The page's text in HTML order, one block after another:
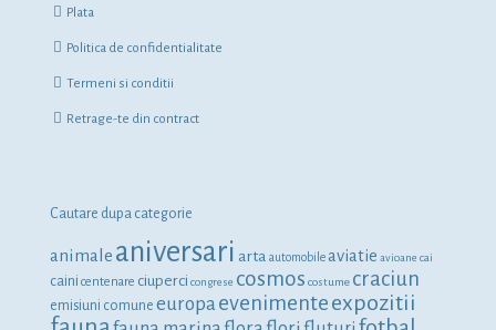
Plata
Politica de confidentialitate
Termeni si conditii
Retrage-te din contract
Cautare dupa categorie
animale aniversari arta automobile aviatie avioane cai
caini centenare ciuperci congrese cosmos costume craciun
emisiuni comune europaevenimenteexpozitii